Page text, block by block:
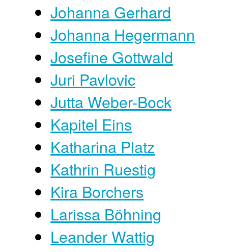
Johanna Gerhard
Johanna Hegermann
Josefine Gottwald
Juri Pavlovic
Jutta Weber-Bock
Kapitel Eins
Katharina Platz
Kathrin Ruestig
Kira Borchers
Larissa Böhning
Leander Wattig